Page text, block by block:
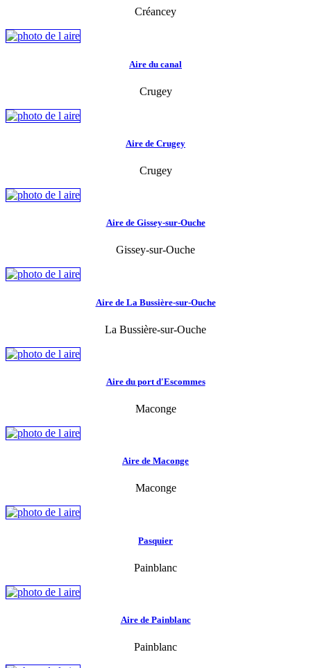
Créancey
Aire du canal
Crugey
Aire de Crugey
Crugey
Aire de Gissey-sur-Ouche
Gissey-sur-Ouche
Aire de La Bussière-sur-Ouche
La Bussière-sur-Ouche
Aire du port d'Escommes
Maconge
Aire de Maconge
Maconge
Pasquier
Painblanc
Aire de Painblanc
Painblanc